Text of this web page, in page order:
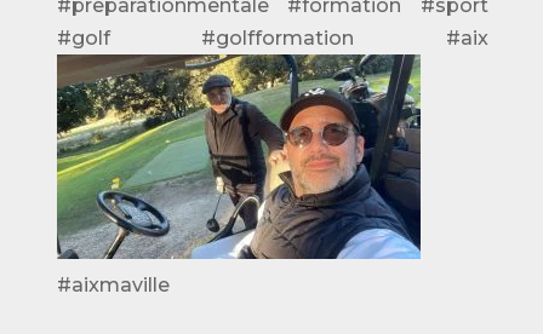
#preparationmentale #formation #sport
#golf #golfformation #aix
#aixmaville